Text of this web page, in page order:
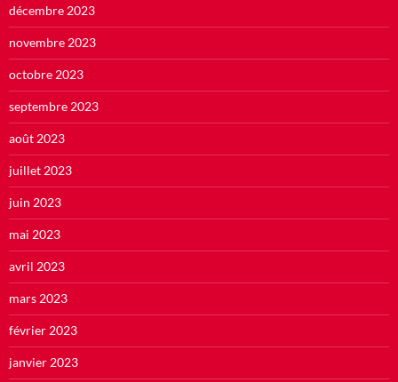
décembre 2023
novembre 2023
octobre 2023
septembre 2023
août 2023
juillet 2023
juin 2023
mai 2023
avril 2023
mars 2023
février 2023
janvier 2023